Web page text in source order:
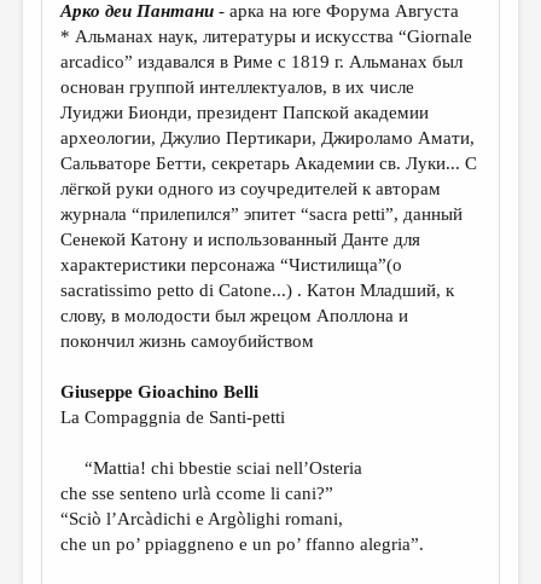
МАЛАЯ ПРОЗА
ЭССЕИСТИКА
ЛИТЕРАТУРОВЕДЕНИЕ
КУЛЬТУРОВЕДЕНИЕ
ПУБЛИЦИСТИКА
РЕЦЕНЗИРОВАНИЕ
ЦИКЛЫ ПУБЛИКАЦИЙ
ТРЕДИАКОВСКИЙ
ВКОНТАКТЕ
Арко деи Пантани - арка на юге Форума Августа
* Альманах наук, литературы и искусства “Giornale
arcadico” издавался в Риме с 1819 г. Альманах был
основан группой интеллектуалов, в их числе
Луиджи Бионди, президент Папской академии
археологии, Джулио Пертикари, Джироламо Амати,
Сальваторе Бетти, секретарь Академии св. Луки... C
лёгкой руки одного из соучредителей к авторам
журнала “прилепился” эпитет “sacra petti”, данный
Сенекой Катону и использованный Данте для
характеристики персонажа “Чистилища”(o
sacratissimo petto di Catone...) . Катон Младший, к
слову, в молодости был жрецом Аполлона и
покончил жизнь самоубийством
Giuseppe Gioachino Belli
La Compaggnia de Santi-petti
“Mattia! chi bbestie sciai nell’Osteria
che sse senteno urlà ccome li cani?”
“Sciò l’Arcàdichi e Argòlighi romani,
che un po’ ppiaggneno e un po’ ffanno alegria”.